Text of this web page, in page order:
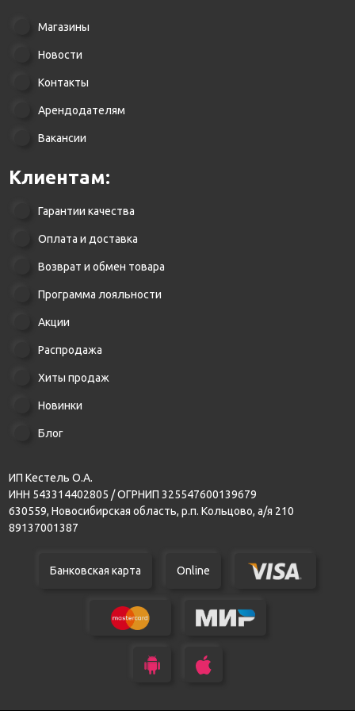
Магазины
Новости
Контакты
Арендодателям
Вакансии
Клиентам:
Гарантии качества
Оплата и доставка
Возврат и обмен товара
Программа лояльности
Акции
Распродажа
Хиты продаж
Новинки
Блог
ИП Кестель О.А.
ИНН 543314402805 / ОГРНИП 325547600139679
630559, Новосибирская область, р.п. Кольцово, а/я 210
89137001387
Банковская карта Online